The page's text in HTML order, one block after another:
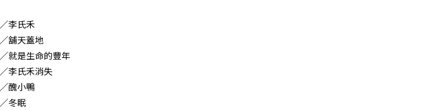
／李氏禾
／舖天蓋地
／就是生命的豐年
／李氏禾消失
／醜小鴨
／冬眠